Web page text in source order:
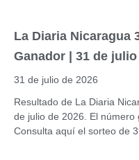
La Diaria Nicaragua
Ganador | 31 de julio
31 de julio de 2026
Resultado de La Diaria
de julio de 2026. El número
Consulta aquí el sorteo de